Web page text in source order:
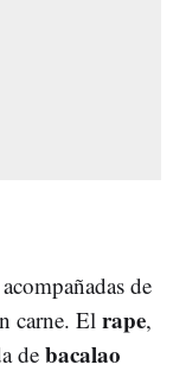
acompañadas de
carne. El rape,
de bacalao